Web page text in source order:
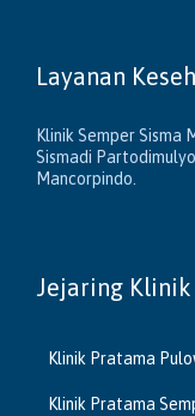
Layanan
Klinik Semper Sisma
Sismadi
Mancorpindo.
Jejaring Klinik
Klinik Pratama
Klinik Pratama